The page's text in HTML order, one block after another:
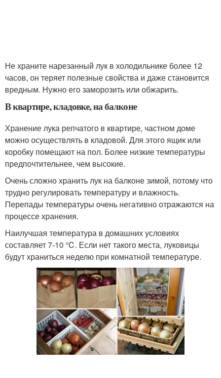
Не храните нарезанный лук в холодильнике более 12
часов, он теряет полезные свойства и даже становится
вредным. Нужно его заморозить или обжарить.
В квартире, кладовке, на балконе
Хранение лука репчатого в квартире, частном доме
можно осуществлять в кладовой. Для этого ящик или
коробку помещают на пол. Более низкие температуры
предпочтительнее, чем высокие.
Очень сложно хранить лук на балконе зимой, потому что
трудно регулировать температуру и влажность.
Перепады температуры очень негативно отражаются на
процессе хранения.
Наилучшая температура в домашних условиях
составляет 7-10 ℃. Если нет такого места, луковицы
будут храниться неделю при комнатной температуре.